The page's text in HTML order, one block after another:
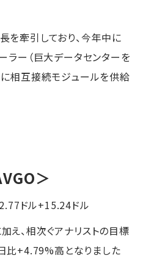
牽引しており、今年中に
ー（巨大データセンターを
相互接続モジュールを供給
＞
ドル+15.24ドル
、相次ぐアナリストの目標
比+4.79%高となりました